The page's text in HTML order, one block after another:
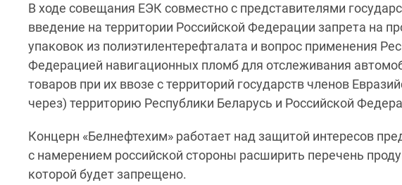
В ходе совещания ЕЭК совместно с представителями
введение на территории Российской Федерации запрета на
упаковок из полиэтилентерефталата и вопрос применения
Федерацией навигационных пломб для отслеживания
товаров при их ввозе с территорий государств членов
через) территорию Республики Беларусь и Российской
Концерн «Белнефтехим» работает над защитой интересов
с намерением российской стороны расширить перечень
которой будет запрещено.